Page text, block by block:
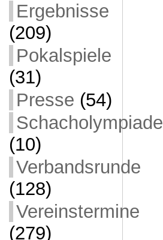
Ergebnisse
(209)
Pokalspiele
(31)
Presse (54)
Schacholympiade
(10)
Verbandsrunde
(128)
Vereinstermine
(279)